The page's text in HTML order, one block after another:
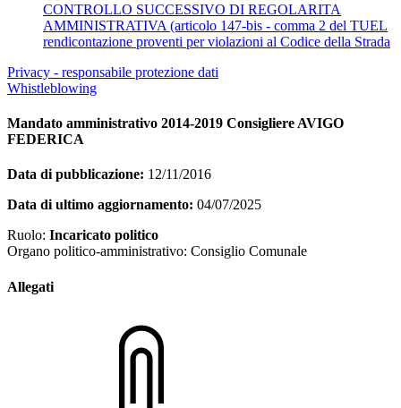
CONTROLLO SUCCESSIVO DI REGOLARITA
AMMINISTRATIVA (articolo 147-bis - comma 2 del TUEL
rendicontazione proventi per violazioni al Codice della Strada
Privacy - responsabile protezione dati
Whistleblowing
Mandato amministrativo 2014-2019 Consigliere AVIGO
FEDERICA
Data di pubblicazione: 12/11/2016
Data di ultimo aggiornamento: 04/07/2025
Ruolo: Incaricato politico
Organo politico-amministrativo: Consiglio Comunale
Allegati